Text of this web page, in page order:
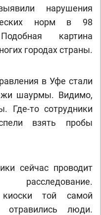
нарушения
норм в 98
картина
городах страны.
в Уфе стали
шаурмы. Видимо,
Где-то сотрудники
взять пробы
сейчас проводит
расследование.
киоски той самой
люди.